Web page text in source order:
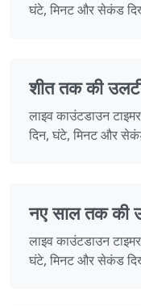
घंटे, मिनट और सेकंड
शीत तक की
लाइव काउंटडाउन
दिन, घंटे, मिनट और
नए साल तक की
लाइव काउंटडाउन
घंटे, मिनट और सेकंड